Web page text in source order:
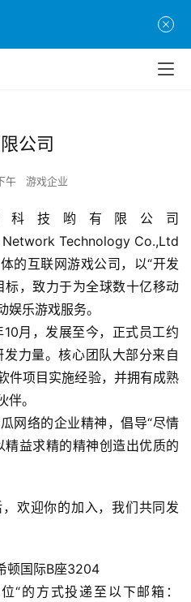
公司
午 游戏企业
技哟有限公司
Network Technology Co.,Ltd
的互联网游戏公司，以“开发
标，致力于为全球数十亿移动
娱乐游戏服务。
月，发展至今，正式员工约
力量。核心团队大部分来自
件项目实施经验，并拥有成熟
。
网络的企业精神，倡导“尽情
益求精的精神创造出优质的
欢迎你的加入，我们共同发
顿国际B座3204
“的方式投递至以下邮箱：